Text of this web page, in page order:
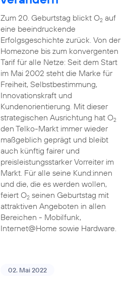
Zum 20. Geburtstag blickt O2auf
eine beeindruckende
Erfolgsgeschichte zurück. Von der
Homezone bis zum konvergenten
Tarif für alle Netze: Seit dem Start
im Mai 2002 steht die Marke für
Freiheit, Selbstbestimmung,
Innovationskraft und
Kundenorientierung. Mit dieser
strategischen Ausrichtung hat O2
den Telko-Markt immer wieder
maßgeblich geprägt und bleibt
auch künftig fairer und
preisleistungsstarker Vorreiter im
Markt. Für alle seine Kund:innen
und die, die es werden wollen,
feiert O2seinen Geburtstag mit
attraktiven Angeboten in allen
Bereichen - Mobilfunk,
Internet@Home sowie Hardware.
02. Mai 2022